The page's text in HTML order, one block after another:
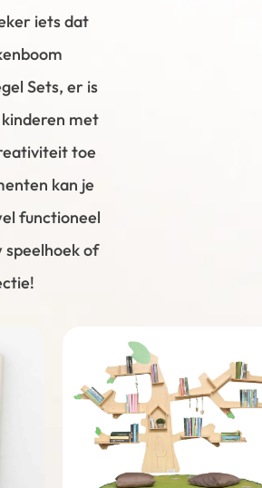
iets dat
Sets, er is
met
toe
kan je
functioneel
speelhoek of